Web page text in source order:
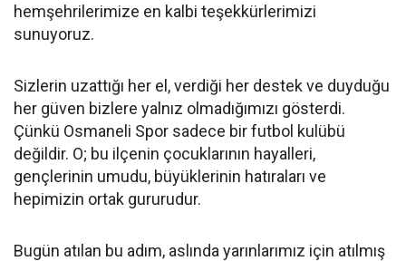
hemşehrilerimize en kalbi teşekkürlerimizi
sunuyoruz.
Sizlerin uzattığı her el, verdiği her destek ve duyduğu
her güven bizlere yalnız olmadığımızı gösterdi.
Çünkü Osmaneli Spor sadece bir futbol kulübü
değildir. O; bu ilçenin çocuklarının hayalleri,
gençlerinin umudu, büyüklerinin hatıraları ve
hepimizin ortak gururudur.
Bugün atılan bu adım, aslında yarınlarımız için atılmış